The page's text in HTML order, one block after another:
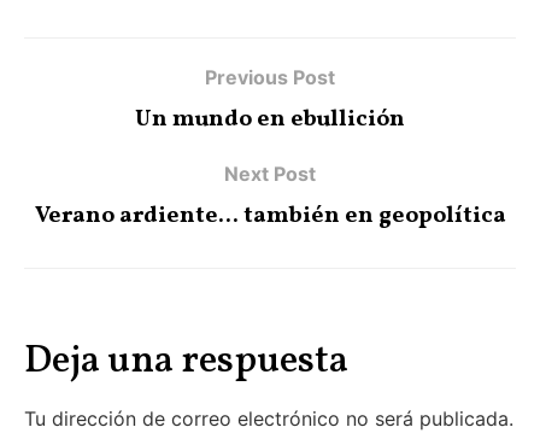
Previous Post
Un mundo en ebullición
Next Post
Verano ardiente… también en geopolítica
Deja una respuesta
Tu dirección de correo electrónico no será publicada.